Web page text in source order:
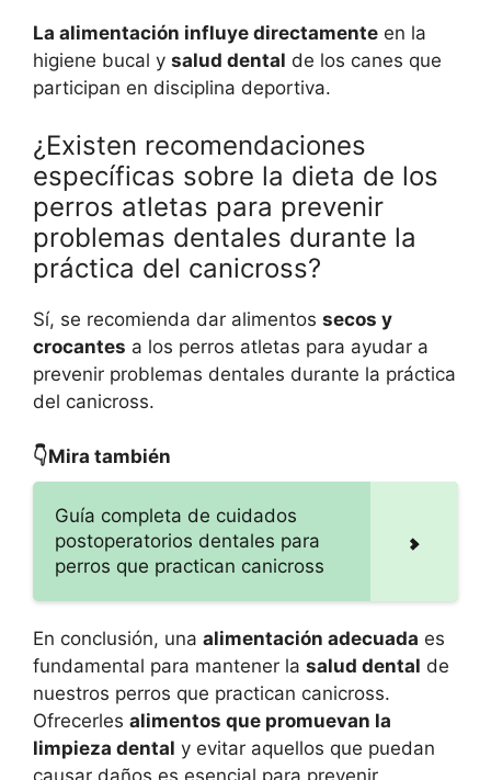
La alimentación influye directamente en la
higiene bucal y salud dental de los canes que
participan en disciplina deportiva.
¿Existen recomendaciones
específicas sobre la dieta de los
perros atletas para prevenir
problemas dentales durante la
práctica del canicross?
Sí, se recomienda dar alimentos secos y
crocantes a los perros atletas para ayudar a
prevenir problemas dentales durante la práctica
del canicross.
👇Mira también
Guía completa de cuidados
postoperatorios dentales para
perros que practican canicross
En conclusión, una alimentación adecuada es
fundamental para mantener la salud dental de
nuestros perros que practican canicross.
Ofrecerles alimentos que promuevan la
limpieza dental y evitar aquellos que puedan